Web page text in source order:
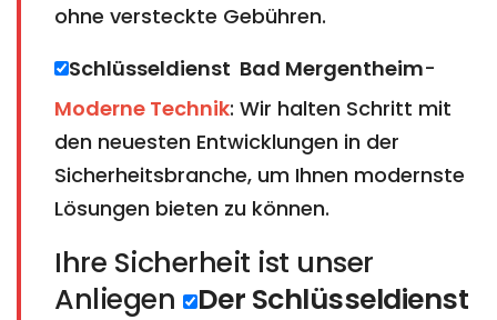
ohne versteckte Gebühren.
Schlüsseldienst Bad Mergentheim​​​​​​​​​​​​​​-
Moderne Technik: Wir halten Schritt mit
den neuesten Entwicklungen in der
Sicherheitsbranche, um Ihnen modernste
Lösungen bieten zu können.
Ihre Sicherheit ist unser
Anliegen Der Schlüsseldienst